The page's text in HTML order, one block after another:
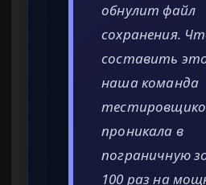
обнулит файл
сохранения.
составить
наша команда
проникала в
пограничную
100 раз на